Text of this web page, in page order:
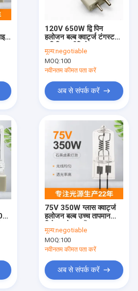
120V 650W द्वि पिन
हलोजन बल्ब क्वार्ट्ज टंगस्टन
स्टेज:
मूल्य:negotiable
MOQ:100
नवीनतम कीमत पता करें
अब से संपर्क करें
75V 350W ग्लास क्वार्ट्ज
हलोजन बल्ब उच्च तापमान
मूल्य:negotiable
MOQ:100
नवीनतम कीमत पता करें
अब से संपर्क करें